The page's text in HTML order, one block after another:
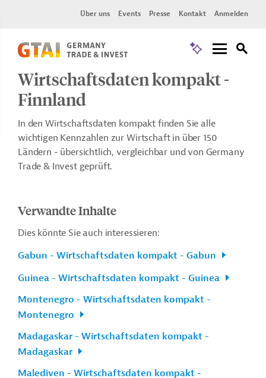
Über uns Events Presse Kontakt Anmelden
Wirtschaftsdaten kompakt -
Finnland
In den Wirtschaftsdaten kompakt finden Sie alle
wichtigen Kennzahlen zur Wirtschaft in über 150
Ländern - übersichtlich, vergleichbar und von Germany
Trade & Invest geprüft.
Verwandte Inhalte
Dies könnte Sie auch interessieren:
Gabun - Wirtschaftsdaten kompakt - Gabun
Guinea - Wirtschaftsdaten kompakt - Guinea
Montenegro - Wirtschaftsdaten kompakt -
Montenegro
Madagaskar - Wirtschaftsdaten kompakt -
Madagaskar
Malediven - Wirtschaftsdaten kompakt -